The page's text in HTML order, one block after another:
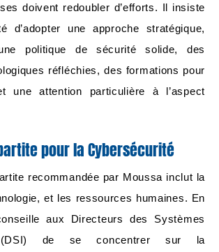
doivent redoubler d’efforts. Il insiste
d’adopter une approche stratégique,
politique de sécurité solide, des
réfléchies, des formations pour
une attention particulière à l’aspect
pour la Cybersécurité
recommandée par Moussa inclut la
et les ressources humaines. En
aux Directeurs des Systèmes
(DSI) de se concentrer sur la